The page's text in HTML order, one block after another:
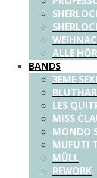
ALLE
BANDS
3EME
LES
MISS
MONDO
MUFUTI
MÜLL
REWORK